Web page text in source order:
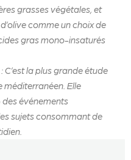
grasses végétales, et
comme un choix de
gras mono-insaturés
C’est la plus grande étude
méditerranéen. Elle
événements
sujets consommant de